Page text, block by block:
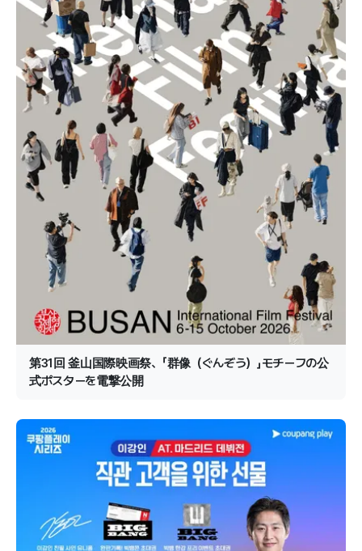
第31回 釜山国際映画祭、「群像（ぐんぞう）」モチーフの公
式ポスターを電撃公開